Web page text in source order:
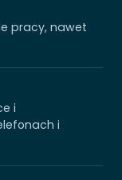
pracy, nawet
i
i